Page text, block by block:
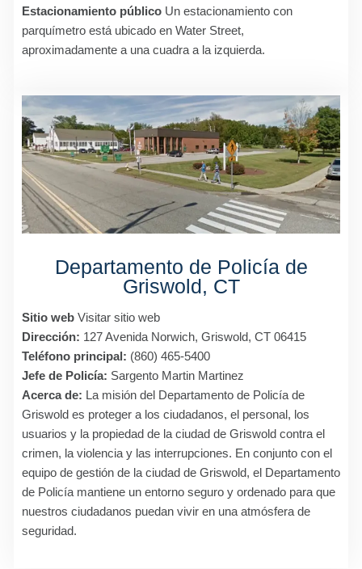
Estacionamiento público Un estacionamiento con
parquímetro está ubicado en Water Street,
aproximadamente a una cuadra a la izquierda.
Departamento de Policía de
Griswold, CT
Sitio web Visitar sitio web
Dirección: 127 Avenida Norwich, Griswold, CT 06415
Teléfono principal: (860) 465-5400
Jefe de Policía: Sargento Martin Martinez
Acerca de: La misión del Departamento de Policía de
Griswold es proteger a los ciudadanos, el personal, los
usuarios y la propiedad de la ciudad de Griswold contra el
crimen, la violencia y las interrupciones. En conjunto con el
equipo de gestión de la ciudad de Griswold, el Departamento
de Policía mantiene un entorno seguro y ordenado para que
nuestros ciudadanos puedan vivir en una atmósfera de
seguridad.